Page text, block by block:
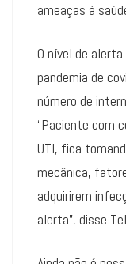
ameaças à
O nível de
pandemia de
número de
“Paciente com
UTI, fica
mecânica,
adquirirem
alerta”, disse